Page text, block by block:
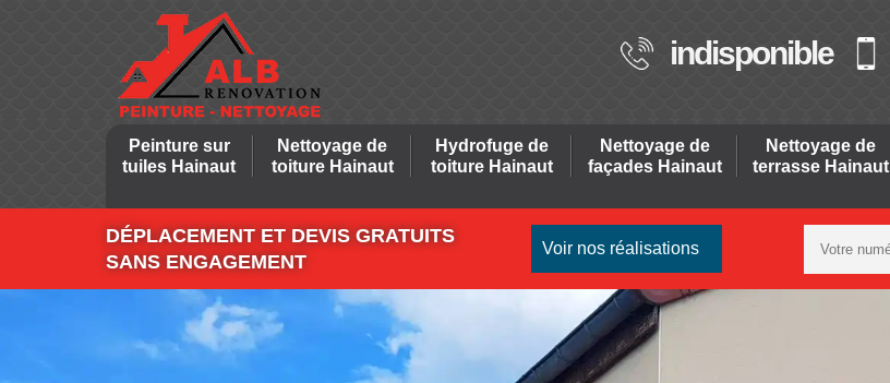
indisponible
Peinture sur
tuiles Hainaut
Nettoyage de
toiture Hainaut
Hydrofuge de
toiture Hainaut
Nettoyage de
façades Hainaut
Nettoyage de
terrasse Hainaut
DÉPLACEMENT ET DEVIS GRATUITS
SANS ENGAGEMENT
Voir nos réalisations